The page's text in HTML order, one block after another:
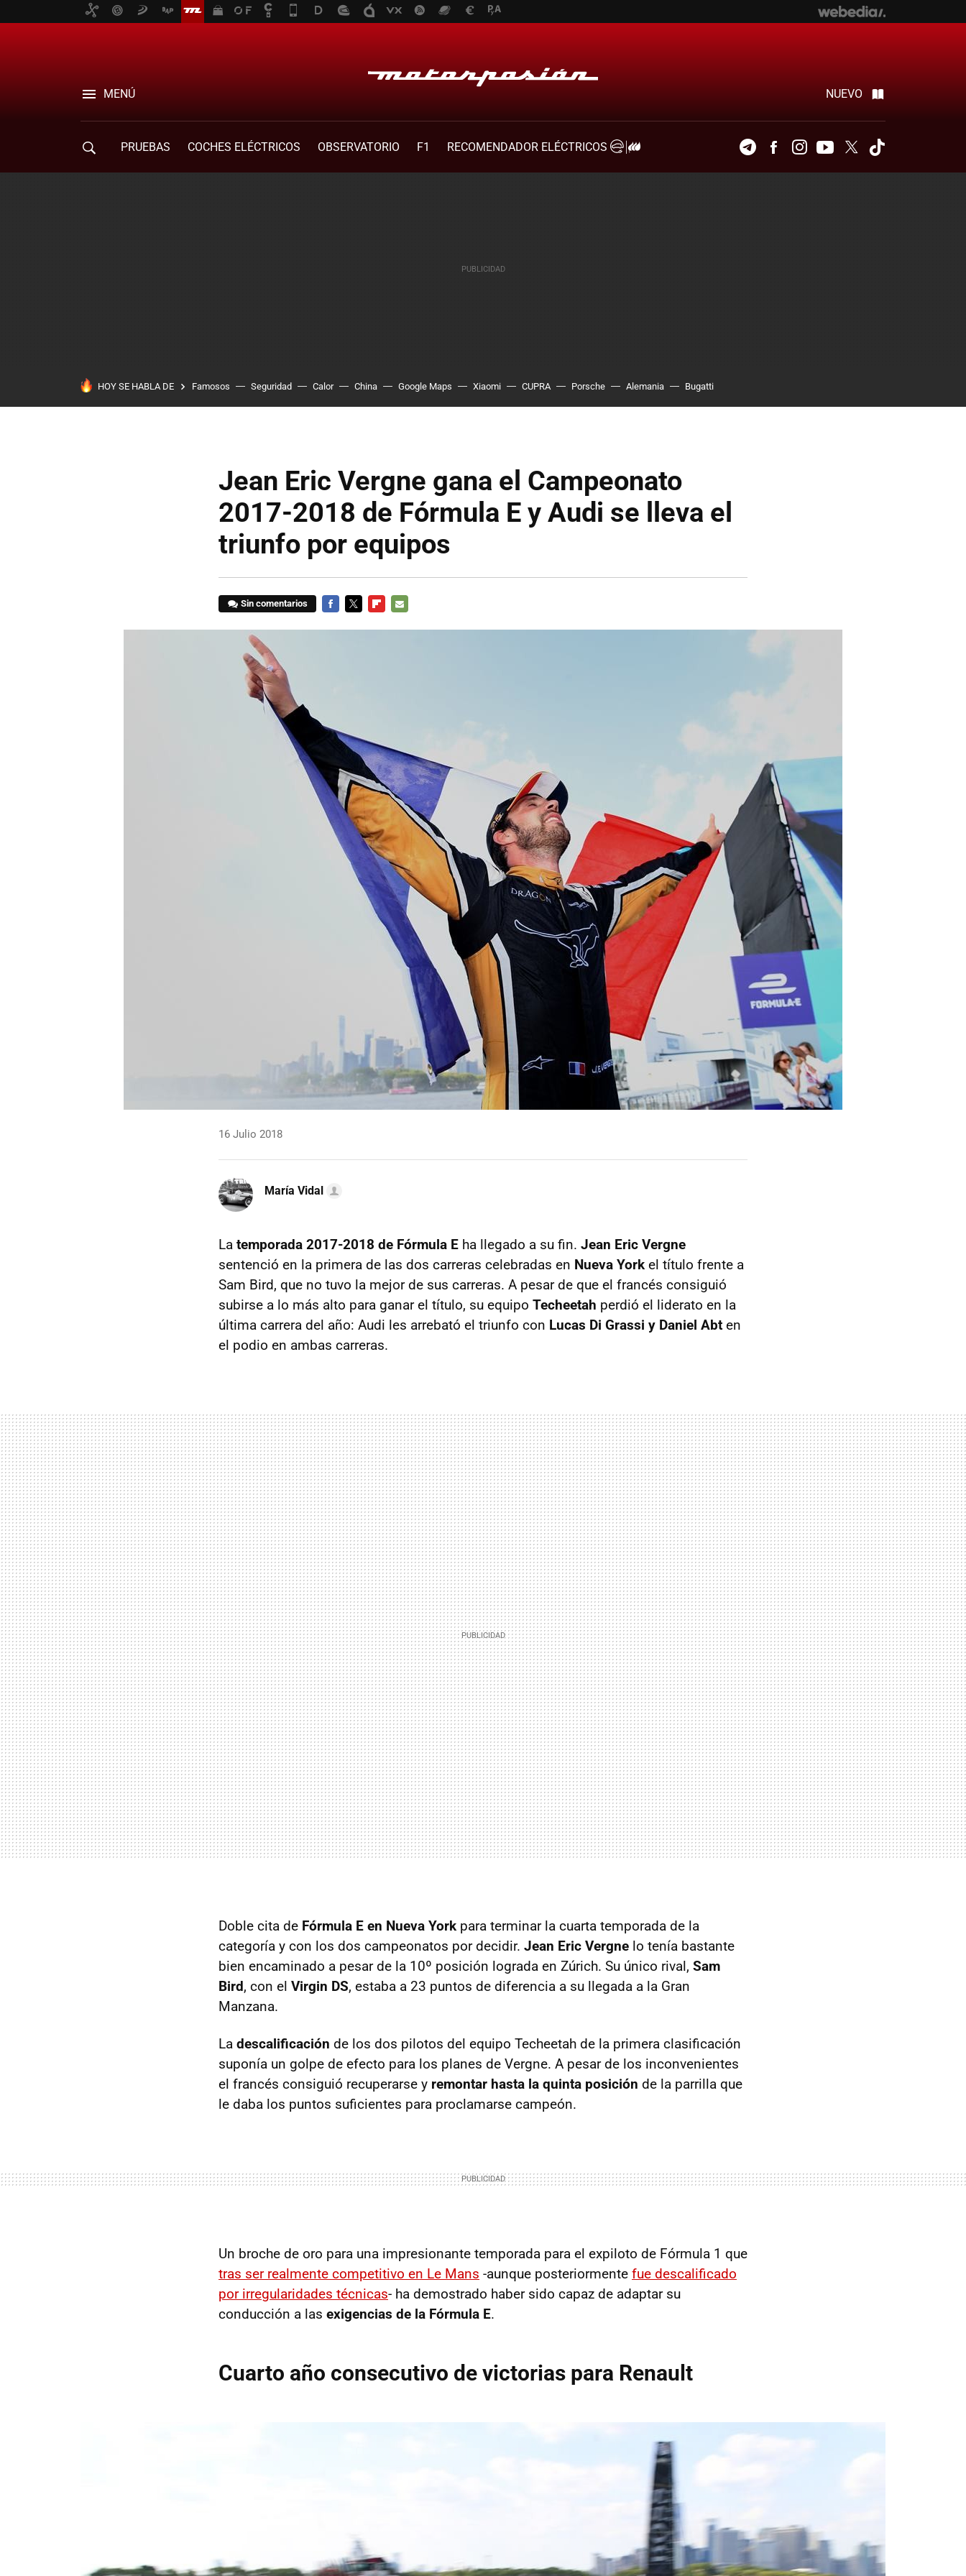
MENÚ NUEVO
PRUEBAS COCHES ELÉCTRICOS OBSERVATORIO F1
RECOMENDADOR ELÉCTRICOS
TelegramFacebookInstagramYoutubeTwitter
HOY SE HABLA DE Famosos Seguridad Calor China Google Maps Xiaomi CUPRA Porsche Alemania Bugatti
Jean Eric Vergne gana el Campeonato
2017-2018 de Fórmula E y Audi se lleva el
triunfo por equipos
Sin comentarios
16 Julio 2018
María Vidal
La temporada 2017-2018 de Fórmula E ha llegado a su fin. Jean Eric Vergne
sentenció en la primera de las dos carreras celebradas en Nueva York el título frente a
Sam Bird, que no tuvo la mejor de sus carreras. A pesar de que el francés consiguió
subirse a lo más alto para ganar el título, su equipo Techeetah perdió el liderato en la
última carrera del año: Audi les arrebató el triunfo con Lucas Di Grassi y Daniel Abt en
el podio en ambas carreras.
Doble cita de Fórmula E en Nueva York para terminar la cuarta temporada de la
categoría y con los dos campeonatos por decidir. Jean Eric Vergne lo tenía bastante
bien encaminado a pesar de la 10º posición lograda en Zúrich. Su único rival, Sam
Bird, con el Virgin DS, estaba a 23 puntos de diferencia a su llegada a la Gran
Manzana.
La descalificación de los dos pilotos del equipo Techeetah de la primera clasificación
suponía un golpe de efecto para los planes de Vergne. A pesar de los inconvenientes
el francés consiguió recuperarse y remontar hasta la quinta posición de la parrilla que
le daba los puntos suficientes para proclamarse campeón.
Un broche de oro para una impresionante temporada para el expiloto de Fórmula 1 que
tras ser realmente competitivo en Le Mans -aunque posteriormente fue descalificado
por irregularidades técnicas- ha demostrado haber sido capaz de adaptar su
conducción a las exigencias de la Fórmula E.
Cuarto año consecutivo de victorias para Renault